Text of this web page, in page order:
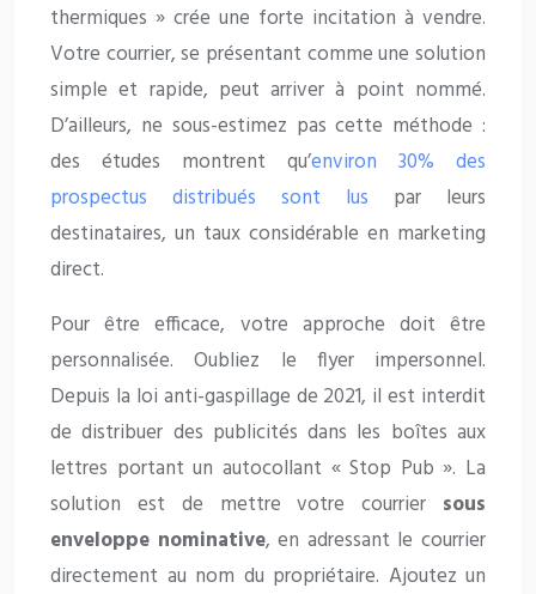
thermiques » crée une forte incitation à vendre.
Votre courrier, se présentant comme une solution
simple et rapide, peut arriver à point nommé.
D’ailleurs, ne sous-estimez pas cette méthode :
des études montrent qu’environ 30% des
prospectus distribués sont lus par leurs
destinataires, un taux considérable en marketing
direct.
Pour être efficace, votre approche doit être
personnalisée. Oubliez le flyer impersonnel.
Depuis la loi anti-gaspillage de 2021, il est interdit
de distribuer des publicités dans les boîtes aux
lettres portant un autocollant « Stop Pub ». La
solution est de mettre votre courrier sous
enveloppe nominative, en adressant le courrier
directement au nom du propriétaire. Ajoutez un